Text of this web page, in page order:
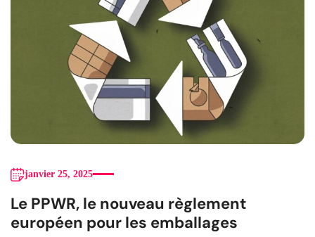
janvier 25, 2025
Le PPWR, le nouveau règlement
européen pour les emballages